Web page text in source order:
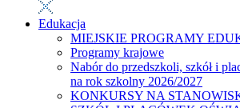
Edukacja
MIEJSKIE PROGRAMY
Programy krajowe
Nabór do przedszkoli, szkół i
na rok szkolny 2026/2027
KONKURSY NA